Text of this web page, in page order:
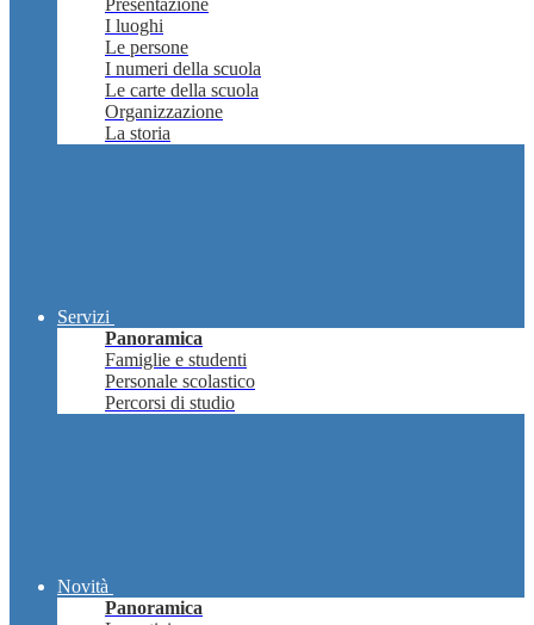
Presentazione
I luoghi
Le persone
I numeri della scuola
Le carte della scuola
Organizzazione
La storia
Servizi
Panoramica
Famiglie e studenti
Personale scolastico
Percorsi di studio
Novità
Panoramica